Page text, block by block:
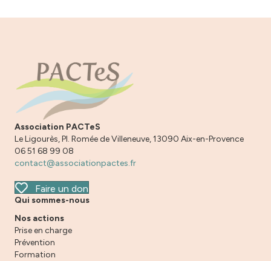
Association PACTeS
Le Ligourès, Pl. Romée de Villeneuve, 13090 Aix-en-Provence
06 51 68 99 08
contact@associationpactes.fr
Faire un don
Qui sommes-nous
Nos actions
Prise en charge
Prévention
Formation